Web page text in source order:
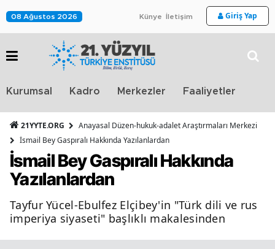
08 Ağustos 2026 Künye İletişim Giriş Yap
Kurumsal Kadro Merkezler Faaliyetler
21YYTE.ORG
Anayasal Düzen-hukuk-adalet Araştırmaları Merkezi
İsmail Bey Gaspıralı Hakkında Yazılanlardan
İsmail Bey Gaspıralı Hakkında
Yazılanlardan
Tayfur Yücel-Ebulfez Elçibey'in "Türk dili ve rus
imperiya siyaseti" başlıklı makalesinden